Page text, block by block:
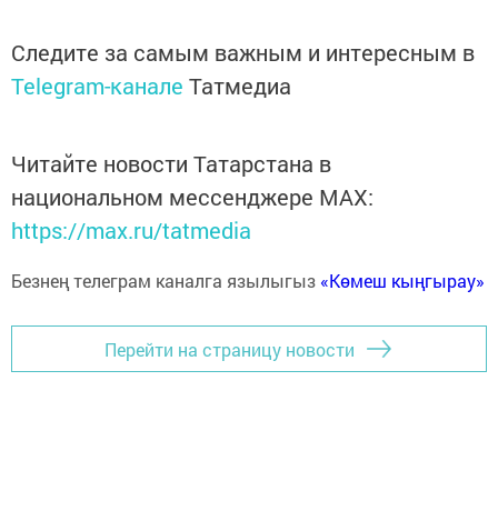
Следите за самым важным и интересным в
Telegram-канале Татмедиа
Читайте новости Татарстана в
национальном мессенджере MАХ:
https://max.ru/tatmedia
Безнең телеграм каналга язылыгыз «Көмеш кыңгырау»
Перейти на страницу новости